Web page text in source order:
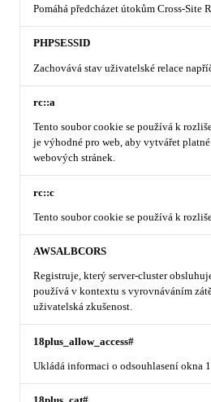
Pomáhá předcházet útokům Cross-Site
PHPSESSID
Zachovává stav uživatelské relace
rc::a
Tento soubor cookie se používá k
je výhodné pro web, aby vytvářet
webových stránek.
rc::c
Tento soubor cookie se používá k
AWSALBCORS
Registruje, který server-cluster
používá v kontextu s vyrovnáváním
uživatelská zkušenost.
18plus_allow_access#
Ukládá informaci o odsouhlasení okna